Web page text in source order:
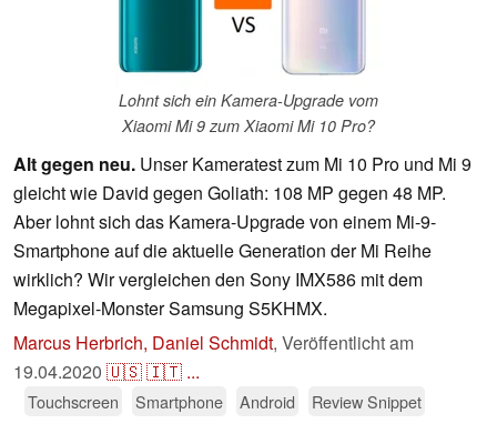
Lohnt sich ein Kamera-Upgrade vom
Xiaomi Mi 9 zum Xiaomi Mi 10 Pro?
Alt gegen neu. Unser Kameratest zum Mi 10 Pro und Mi 9
gleicht wie David gegen Goliath: 108 MP gegen 48 MP.
Aber lohnt sich das Kamera-Upgrade von einem Mi-9-
Smartphone auf die aktuelle Generation der Mi Reihe
wirklich? Wir vergleichen den Sony IMX586 mit dem
Megapixel-Monster Samsung S5KHMX.
Marcus Herbrich, Daniel Schmidt, Veröffentlicht am
19.04.2020 🇺🇸🇮🇹 ...
Touchscreen Smartphone Android Review Snippet